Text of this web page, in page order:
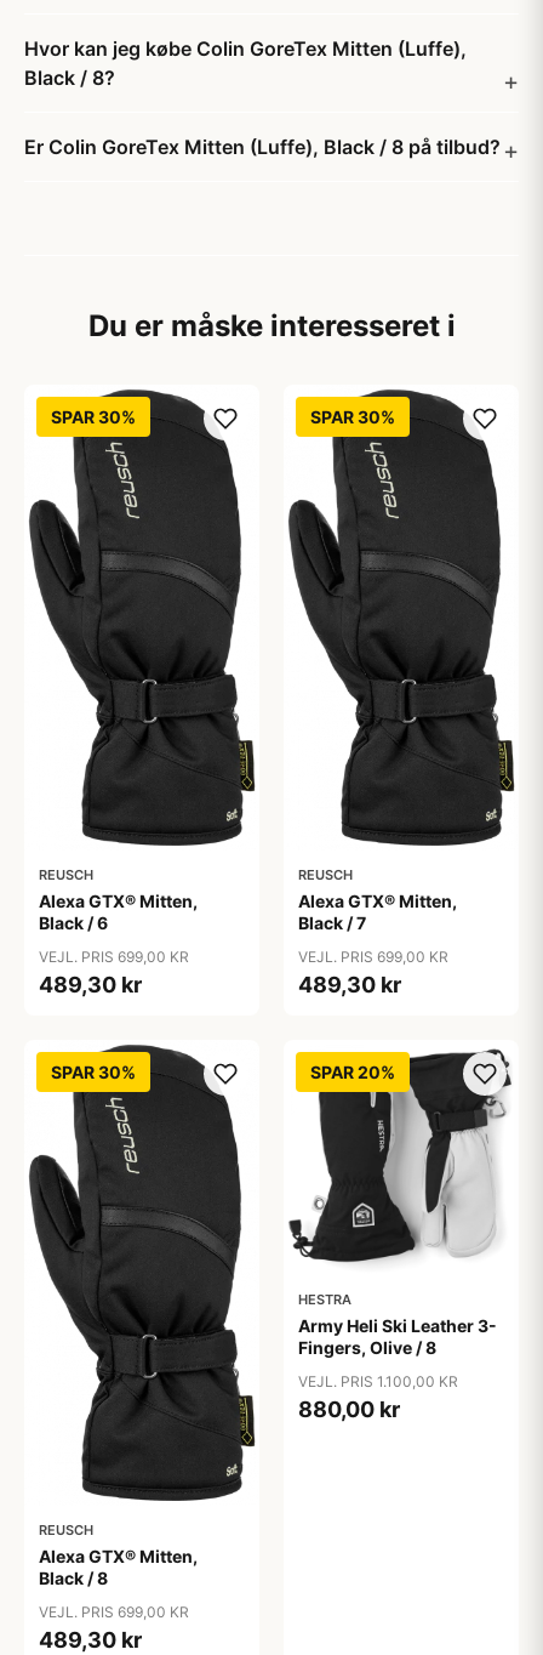
Hvor kan jeg købe Colin GoreTex Mitten (Luffe),
Black / 8?
Er Colin GoreTex Mitten (Luffe), Black / 8 på tilbud?
Du er måske interesseret i
SPAR 30%
REUSCH
Alexa GTX® Mitten,
Black / 6
VEJL. PRIS 699,00 KR
489,30 kr
SPAR 30%
REUSCH
Alexa GTX® Mitten,
Black / 7
VEJL. PRIS 699,00 KR
489,30 kr
SPAR 30%
REUSCH
Alexa GTX® Mitten,
Black / 8
VEJL. PRIS 699,00 KR
489,30 kr
SPAR 20%
HESTRA
Army Heli Ski Leather 3-
Fingers, Olive / 8
VEJL. PRIS 1.100,00 KR
880,00 kr